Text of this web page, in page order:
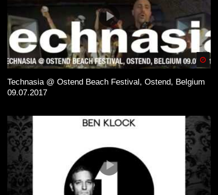
Technasia @ Ostend Beach Festival, Ostend, Belgium
09.07.2017